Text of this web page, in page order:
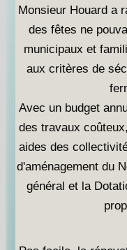
Monsieur Houard a
des fêtes ne
municipaux et
aux critères de
Avec un budget
des travaux
aides des
d'aménagement du
général et la